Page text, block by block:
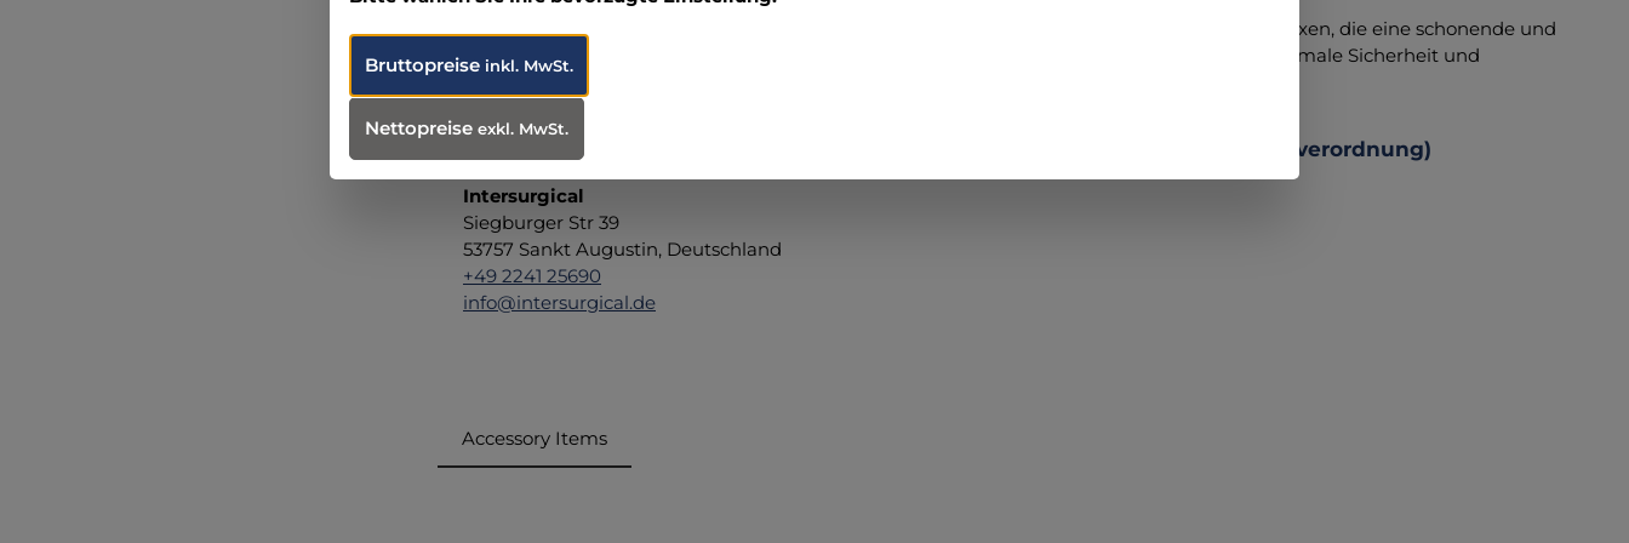
Diese steril verpackten Absaugkatheter bieten eine zuverlässige Lösung für Kliniken und Praxen, die eine schonende und
effektive Absaugung benötigen. Der durchdachte Aufbau und die hohe Qualität sichern optimale Sicherheit und
Angaben zum Hersteller (Informationspflichten zur GPSR Produktsicherheitsverordnung)
Intersurgical
Siegburger Str 39
53757 Sankt Augustin, Deutschland
+49 2241 25690
info@intersurgical.de
Accessory Items
Bruttopreise inkl. MwSt.
Nettopreise exkl. MwSt.